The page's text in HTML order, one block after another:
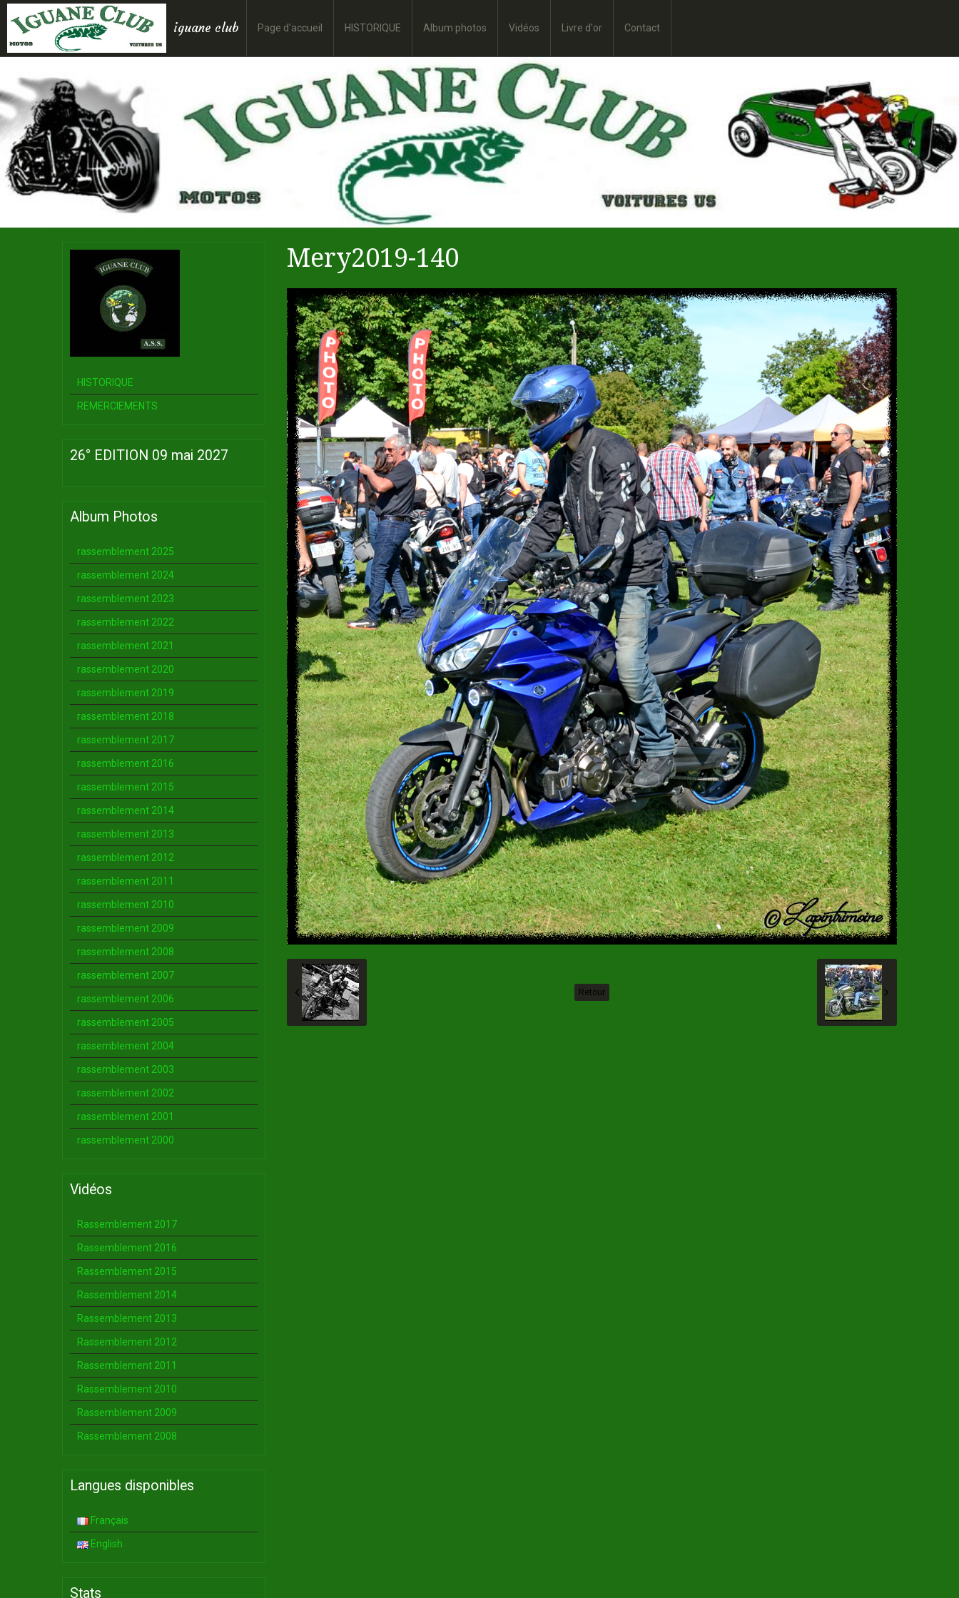
iguane club Page d'accueil HISTORIQUE Album photos Vidéos Livre d'or Contact
Mery2019-140
Retour
HISTORIQUE
REMERCIEMENTS
26° EDITION 09 mai 2027
Album Photos
rassemblement 2025
rassemblement 2024
rassemblement 2023
rassemblement 2022
rassemblement 2021
rassemblement 2020
rassemblement 2019
rassemblement 2018
rassemblement 2017
rassemblement 2016
rassemblement 2015
rassemblement 2014
rassemblement 2013
rassemblement 2012
rassemblement 2011
rassemblement 2010
rassemblement 2009
rassemblement 2008
rassemblement 2007
rassemblement 2006
rassemblement 2005
rassemblement 2004
rassemblement 2003
rassemblement 2002
rassemblement 2001
rassemblement 2000
Vidéos
Rassemblement 2017
Rassemblement 2016
Rassemblement 2015
Rassemblement 2014
Rassemblement 2013
Rassemblement 2012
Rassemblement 2011
Rassemblement 2010
Rassemblement 2009
Rassemblement 2008
Langues disponibles
Français
English
Stats